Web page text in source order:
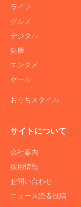
ライフ
グルメ
デジタル
健康
エンタメ
セール
おうちスタイル
サイトについて
会社案内
採用情報
お問い合わせ
ニュース読者投稿